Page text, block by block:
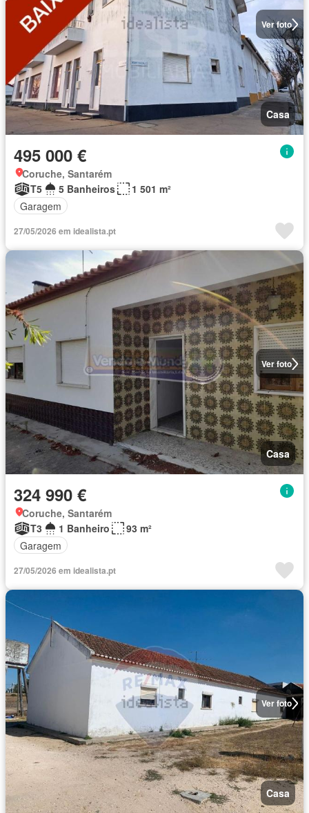
Ver foto
Casa
495 000 €
Coruche, Santarém
T5
5 Banheiros
1 501 m²
Garagem
27/05/2026 em idealista.pt
Ver foto
Casa
324 990 €
Coruche, Santarém
T3
1 Banheiro
93 m²
Garagem
27/05/2026 em idealista.pt
Ver foto
Casa